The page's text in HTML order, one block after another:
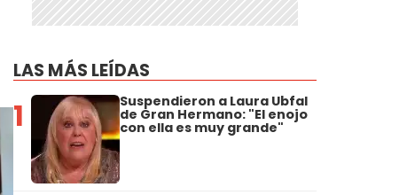
LAS MÁS LEÍDAS
1 Suspendieron a Laura Ubfal
de Gran Hermano: "El enojo
con ella es muy grande"